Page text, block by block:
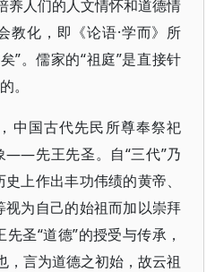
养人们的人文情怀和道德情
教化，即《论语·学而》所
”。儒家的“祖庭”是直接针
。
中国古代先民所尊奉祭祀
——先王先圣。自“三代”乃
上作出丰功伟绩的黄帝、
为自己的始祖而加以崇拜
圣“道德”的授受与传承，
，言为道德之初始，故云祖